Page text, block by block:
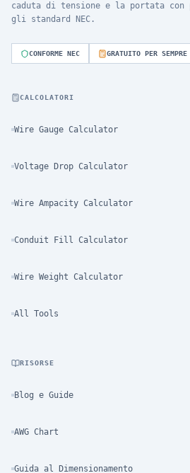
caduta di tensione e la portata con
gli standard NEC.
CONFORME NEC GRATUITO PER SEMPRE
CALCOLATORI
Wire Gauge Calculator
Voltage Drop Calculator
Wire Ampacity Calculator
Conduit Fill Calculator
Wire Weight Calculator
All Tools
RISORSE
Blog e Guide
AWG Chart
Guida al Dimensionamento